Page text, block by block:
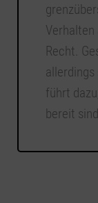
Recht.
führt
bereit